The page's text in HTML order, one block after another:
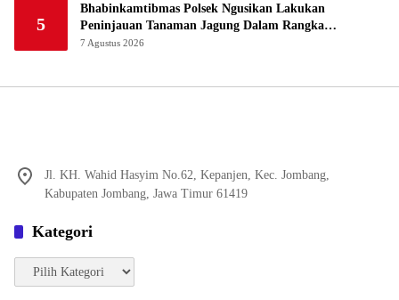
5
Bhabinkamtibmas Polsek Ngusikan Lakukan
Peninjauan Tanaman Jagung Dalam Rangka
Mendukung Ketahanan Pangan
7 Agustus 2026
Jl. KH. Wahid Hasyim No.62, Kepanjen, Kec. Jombang,
Kabupaten Jombang, Jawa Timur 61419
Kategori
Kategori